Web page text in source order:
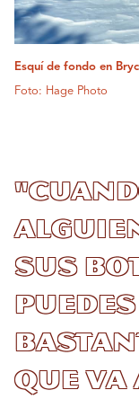
Esquí de fondo en
Foto: Hage Photo
sus
que